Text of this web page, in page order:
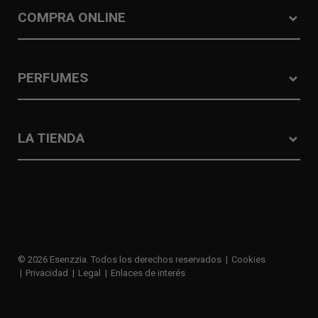
COMPRA ONLINE
PERFUMES
LA TIENDA
© 2026 Esenzzia. Todos los derechos reservados
Cookies
Privacidad
Legal Enlaces de interés